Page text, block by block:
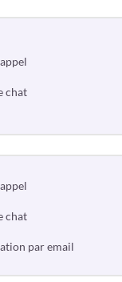
chat
chat
par email